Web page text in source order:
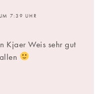
7:39 UHR
Kjaer Weis sehr gut